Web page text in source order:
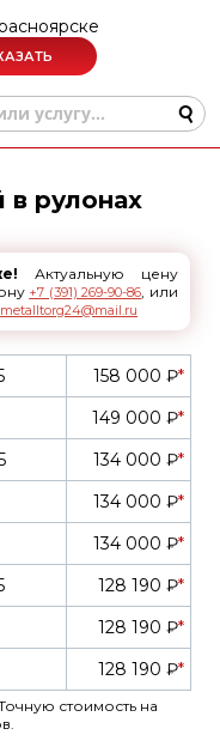
рулонах
Актуальную цену
+7 (391) 269-90-86, или
metalltorg24@mail.ru
158 000 ₽*
149 000 ₽*
134 000 ₽*
134 000 ₽*
134 000 ₽*
128 190 ₽*
128 190 ₽*
128 190 ₽*
стоимость на